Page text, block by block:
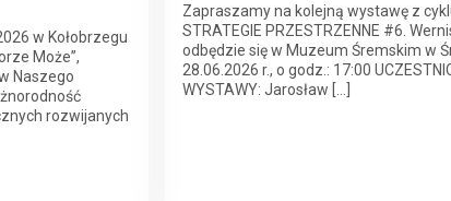
w Kołobrzegu
Może”,
Naszego
rozwijanych
Zapraszamy na kolejną wystawę z
STRATEGIE PRZESTRZENNE #6.
odbędzie się w Muzeum Śremskim w
28.06.2026 r., o godz.: 17:00
WYSTAWY: Jarosław […]